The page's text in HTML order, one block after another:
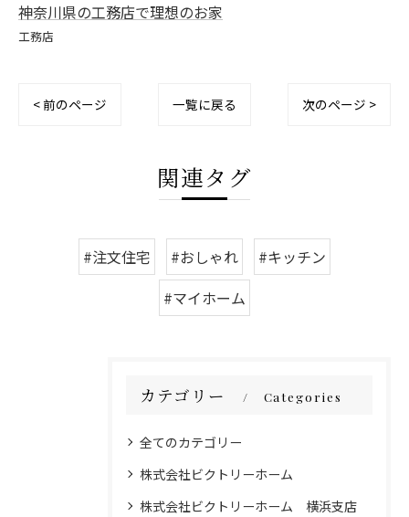
神奈川県の工務店で理想のお家
工務店
< 前のページ 一覧に戻る 次のページ >
関連タグ
#注文住宅 #おしゃれ
#キッチン
#マイホーム
カテゴリー Categories
全てのカテゴリー
株式会社ビクトリーホーム
株式会社ビクトリーホーム 横浜支店